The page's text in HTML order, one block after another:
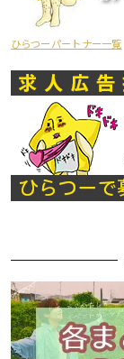
ひらつーパートナー一覧